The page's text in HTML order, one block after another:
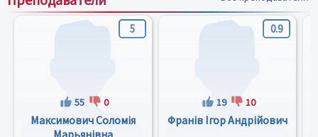
5
55 0
Максимович Соломія
Марьянівна
0.9
19 10
Франів Ігор Андрійович